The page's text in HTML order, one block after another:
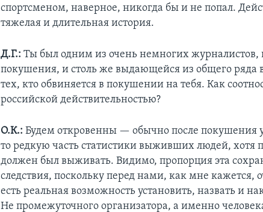
спортсменом, наверное, никогда бы и не попал.
тяжелая и длительная история.
Д.Г.: Ты был одним из очень немногих журналистов,
покушения, и столь же выдающейся из общего ряда
тех, кто обвиняется в покушении на тебя. Как
российской действительностью?
О.К.: Будем откровенны — обычно после покушения
то редкую часть статистики выживших людей, хотя
должен был выживать. Видимо, пропорция эта
следствия, поскольку перед нами, как мне кажется,
есть реальная возможность установить, назвать и
Не промежуточного организатора, а именно